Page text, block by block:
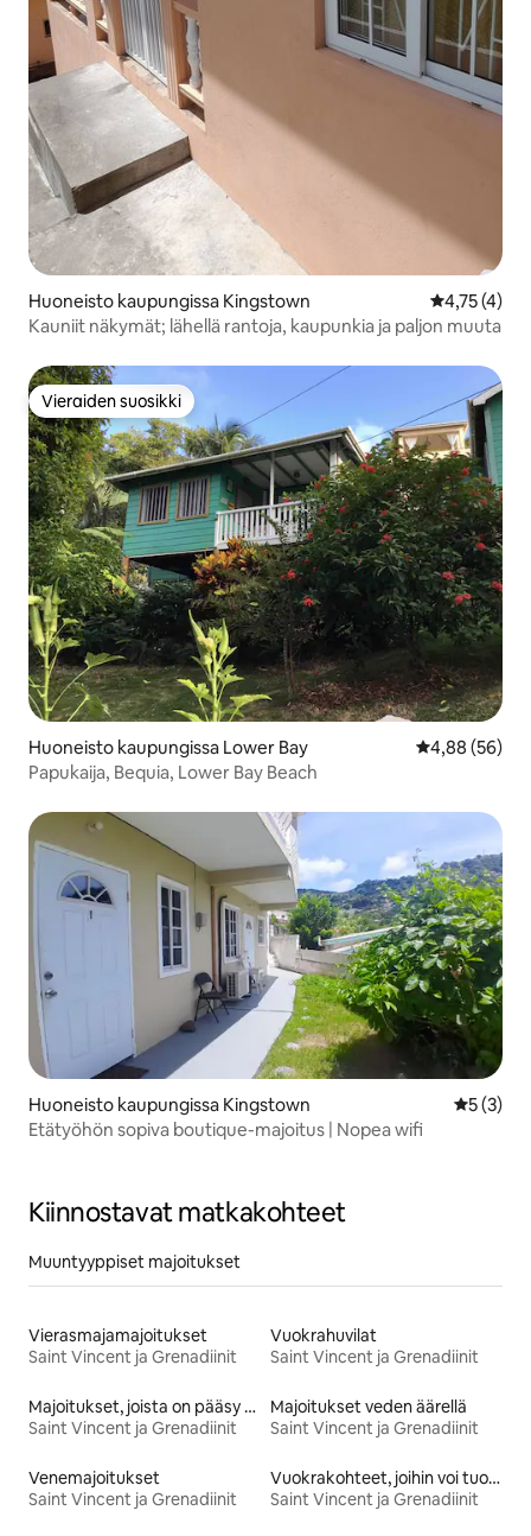
Huoneisto kaupungissa Kingstown
4,75 (4)
Kauniit näkymät; lähellä rantoja, kaupunkia ja paljon muuta
Vieraiden suosikki
Vieraiden suosikki
Huoneisto kaupungissa Lower Bay
4,88 (56)
Papukaija, Bequia, Lower Bay Beach
Huoneisto kaupungissa Kingstown
5 (3)
Etätyöhön sopiva boutique-majoitus | Nopea wifi
Kiinnostavat matkakohteet
Muuntyyppiset majoitukset
Vierasmajamajoitukset
Saint Vincent ja Grenadiinit
Vuokrahuvilat
Saint Vincent ja Grenadiinit
Majoitukset, joista on pääsy rannalle
Saint Vincent ja Grenadiinit
Majoitukset veden äärellä
Saint Vincent ja Grenadiinit
Venemajoitukset
Saint Vincent ja Grenadiinit
Vuokrakohteet, joihin voi tuoda lemmikin
Saint Vincent ja Grenadiinit